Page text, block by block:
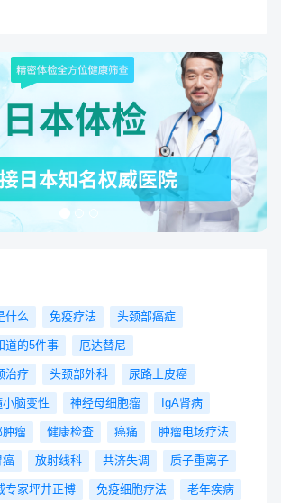
什么 免疫疗法 头颈部癌症
道的5件事 厄达替尼
治疗 头颈部外科 尿路上皮癌
小脑变性 神经母细胞瘤 IgA肾病
肿瘤 健康检查 癌痛 肿瘤电场疗法
癌 放射线科 共济失调 质子重离子
专家坪井正博 免疫细胞疗法 老年疾病